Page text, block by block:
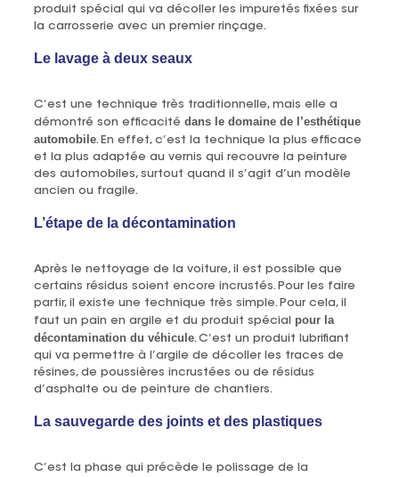
produit spécial qui va décoller les impuretés fixées sur
la carrosserie avec un premier rinçage.
Le lavage à deux seaux
C’est une technique très traditionnelle, mais elle a
démontré son efficacité dans le domaine de l’esthétique
automobile. En effet, c’est la technique la plus efficace
et la plus adaptée au vernis qui recouvre la peinture
des automobiles, surtout quand il s’agit d’un modèle
ancien ou fragile.
L’étape de la décontamination
Après le nettoyage de la voiture, il est possible que
certains résidus soient encore incrustés. Pour les faire
partir, il existe une technique très simple. Pour cela, il
faut un pain en argile et du produit spécial
pour la
décontamination du véhicule. C’est un produit lubrifiant
qui va permettre à l’argile de décoller les traces de
résines, de poussières incrustées ou de résidus
d’asphalte ou de peinture de chantiers.
La sauvegarde des joints et des plastiques
C’est la phase qui précède le polissage de la